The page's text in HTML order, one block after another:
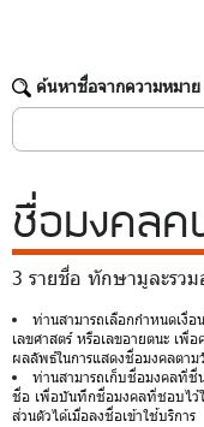
ค้นหาชื่อจากความหมาย
ชื่อมงคลค
3 รายชื่อ ทักษามูละรว
ท่านสามารถเลือกกำหนดเงื่
เลขศาสตร์ หรือเลขอายตนะ เพื่
ผลลัพธ์ในการแสดงชื่อมงคลตา
ท่านสามารถเก็บชื่อมงคลที่ชื่
ชื่อ เพื่อบันทึกชื่อมงคลที่ชอบไว้
ส่วนตัวได้เมื่อลงชื่อเข้าใช้บริการ